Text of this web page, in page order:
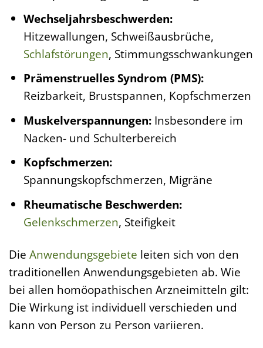
Wechseljahrsbeschwerden:
Hitzewallungen, Schweißausbrüche,
Schlafstörungen, Stimmungsschwankungen
Prämenstruelles Syndrom (PMS):
Reizbarkeit, Brustspannen, Kopfschmerzen
Muskelverspannungen:Insbesondere im
Nacken- und Schulterbereich
Kopfschmerzen:
Spannungskopfschmerzen, Migräne
Rheumatische Beschwerden:
Gelenkschmerzen, Steifigkeit
Die Anwendungsgebiete leiten sich von den
traditionellen Anwendungsgebieten ab. Wie
bei allen homöopathischen Arzneimitteln gilt:
Die Wirkung ist individuell verschieden und
kann von Person zu Person variieren.